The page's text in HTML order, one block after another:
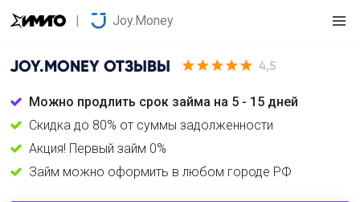
Joy.Money
JOY.MONEY ОТЗЫВЫ 4,5
Можно продлить срок займа на 5 - 15 дней
Cкидка до 80% от суммы задолженности
Акция! Первый займ 0%
Займ можно оформить в любом городе РФ